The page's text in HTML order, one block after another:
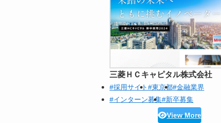
三菱ＨＣキャピタル株式会社
#採用サイト#東京都#金融業界
#インターン募集#新卒募集
View More